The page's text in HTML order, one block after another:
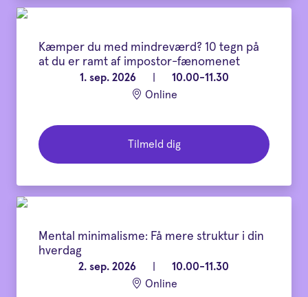
Kæmper du med mindreværd? 10 tegn på
at du er ramt af impostor-fænomenet
1. sep. 2026
10.00-11.30
Online
Tilmeld dig
Mental minimalisme: Få mere struktur i din
hverdag
2. sep. 2026
10.00-11.30
Online